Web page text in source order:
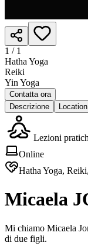
1 / 1
Hatha Yoga
Reiki
Yin Yoga
Contatta ora
Descrizione
Location
Lezioni
Online
Hatha Yoga,
Micaela
Mi chiamo Micaela
di due figli.